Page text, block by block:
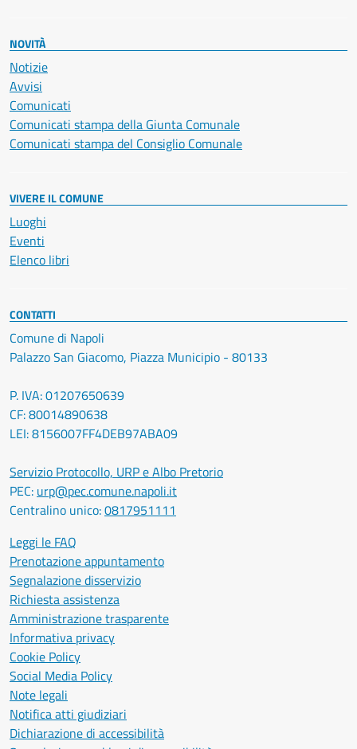
NOVITÀ
Notizie
Avvisi
Comunicati
Comunicati stampa della Giunta Comunale
Comunicati stampa del Consiglio Comunale
VIVERE IL COMUNE
Luoghi
Eventi
Elenco libri
CONTATTI
Comune di Napoli
Palazzo San Giacomo, Piazza Municipio - 80133
P. IVA: 01207650639
CF: 80014890638
LEI: 8156007FF4DEB97ABA09
Servizio Protocollo, URP e Albo Pretorio
PEC: urp@pec.comune.napoli.it
Centralino unico:0817951111
Leggi le FAQ
Prenotazione appuntamento
Segnalazione disservizio
Richiesta assistenza
Amministrazione trasparente
Informativa privacy
Cookie Policy
Social Media Policy
Note legali
Notifica atti giudiziari
Dichiarazione di accessibilità